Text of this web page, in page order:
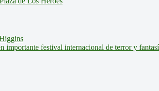
importante festival internacional de terror y